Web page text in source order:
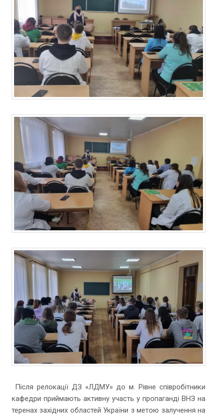
Після релокації ДЗ «ЛДМУ» до м. Рівне співробітники
кафедри приймають активну участь у пропаганді ВНЗ на
теренах західних областей України з метою залучення на